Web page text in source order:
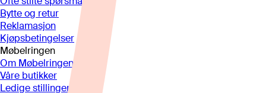
Bytte og retur
Reklamasjon
Kjøpsbetingelser
Møbelringen
Om Møbelringen
Våre butikker
Ledige stillinger